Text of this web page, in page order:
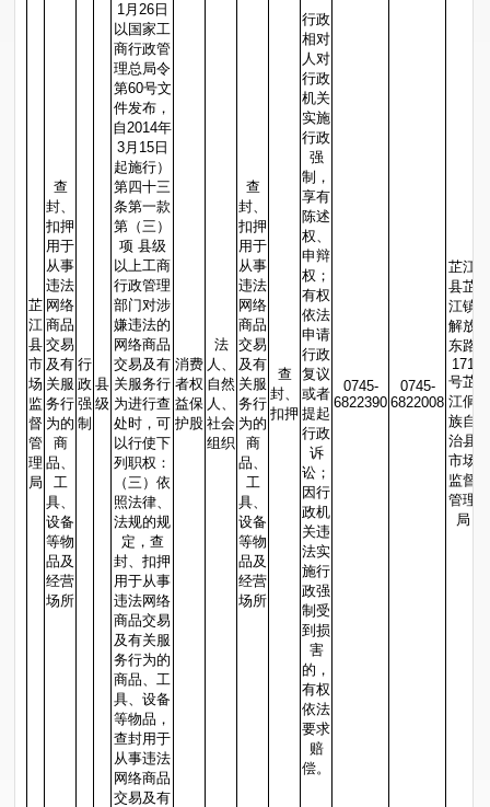
芷
江
县
市
场
监
督
管
理
局
查
封、
扣押
用于
从事
违法
网络
商品
交易
及有
关服
务行
为的
商
品、
工
具、
设备
等物
品及
经营
场所
行
政
强
制
县
级
1月26日
以国家工
商行政管
理总局令
第60号文
件发布，
自2014年
3月15日
起施行）
第四十三
条第一款
第（三）
项 县级
以上工商
行政管理
部门对涉
嫌违法的
网络商品
交易及有
关服务行
为进行查
处时，可
以行使下
列职权：
（三）依
照法律、
法规的规
定，查
封、扣押
用于从事
违法网络
商品交易
及有关服
务行为的
商品、工
具、设备
等物品，
查封用于
从事违法
网络商品
交易及有
消费
者权
益保
护股
法
人、
自然
人、
社会
组织
查
封、
扣押
用于
从事
违法
网络
商品
交易
及有
关服
务行
为的
商
品、
工
具、
设备
等物
品及
经营
场所
查
封、
扣押
行政
相对
人对
行政
机关
实施
行政
强
制，
享有
陈述
权、
申辩
权；
有权
依法
申请
行政
复议
或者
提起
行政
诉
讼；
因行
政机
关违
法实
施行
政强
制受
到损
害
的，
有权
依法
要求
赔
偿。
0745-
6822390
0745-
6822008
芷江
县芷
江镇
解放
东路
171
号芷
江侗
族自
治县
市场
监督
管理
局